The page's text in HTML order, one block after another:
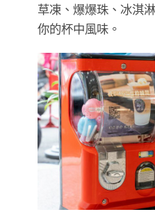
草凍、爆爆珠、冰淇
你的杯中風味。